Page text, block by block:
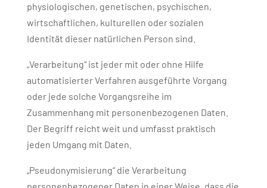
physiologischen, genetischen, psychischen,
wirtschaftlichen, kulturellen oder sozialen
Identität dieser natürlichen Person sind.
„Verarbeitung“ ist jeder mit oder ohne Hilfe
automatisierter Verfahren ausgeführte Vorgang
oder jede solche Vorgangsreihe im
Zusammenhang mit personenbezogenen Daten.
Der Begriff reicht weit und umfasst praktisch
jeden Umgang mit Daten.
„Pseudonymisierung“ die Verarbeitung